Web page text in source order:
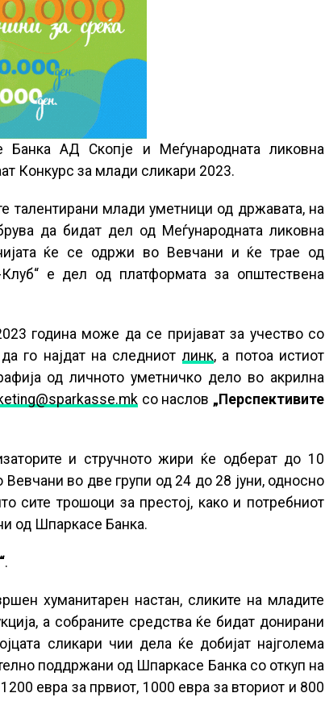
АД Скопје и Меѓународната ликовна
Конкурс за млади сликари 2023.
талентирани млади уметници од државата, на
да бидат дел од Меѓународната ликовна
ќе се одржи во Вевчани и ќе трае од
е дел од платформата за општествена
година може да се пријават за учество со
го најдат на следниот линк, а потоа истиот
од личното уметничко дело во акрилна
со наслов „Перспективите
и стручното жири ќе одберат до 10
во две групи од 24 до 28 јуни, односно
сите трошоци за престој, како и потребниот
од Шпаркасе Банка.
.
хуманитарен настан, сликите на младите
а собраните средства ќе бидат донирани
сликари чии дела ќе добијат најголема
поддржани од Шпаркасе Банка со откуп на
евра за првиот, 1000 евра за вториот и 800